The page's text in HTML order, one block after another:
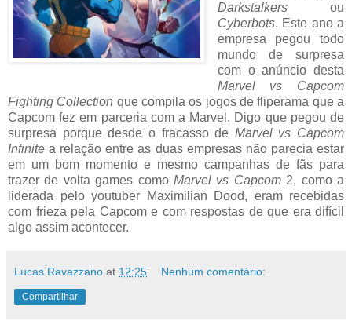
Darkstalkers ou
Cyberbots. Este ano a
empresa pegou todo
mundo de surpresa
com o anúncio desta
Marvel vs Capcom
Fighting Collection que compila os jogos de fliperama que a
Capcom fez em parceria com a Marvel. Digo que pegou de
surpresa porque desde o fracasso de Marvel vs Capcom
Infinite a relação entre as duas empresas não parecia estar
em um bom momento e mesmo campanhas de fãs para
trazer de volta games como Marvel vs Capcom2, como a
liderada pelo youtuber Maximilian Dood, eram recebidas
com frieza pela Capcom e com respostas de que era difícil
algo assim acontecer.
Lucas Ravazzano at 12:25 Nenhum comentário:
Compartilhar